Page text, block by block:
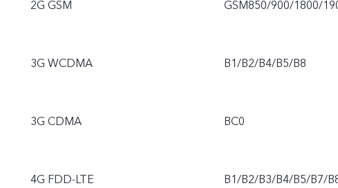
2G GSM GSM850/900/1800/
3G WCDMA B1/B2/B4/B5/B8
3G CDMA BC0
4G FDD-LTE B1/B2/B3/B4/B5/B7/